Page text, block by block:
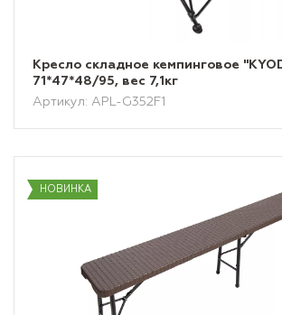
Кресло складное кемпинговое
71*47*48/95, вес 7,1кг
Артикул: APL-G352F1
НОВИНКА